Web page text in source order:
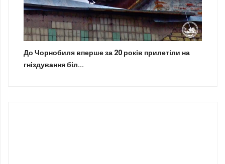
До Чорнобиля вперше за 20 років прилетіли на
гніздування біл...